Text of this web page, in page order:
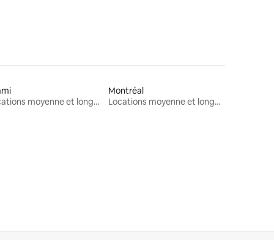
Locations moyenne et longue durée
Montréal
Locations moyenne et longue durée